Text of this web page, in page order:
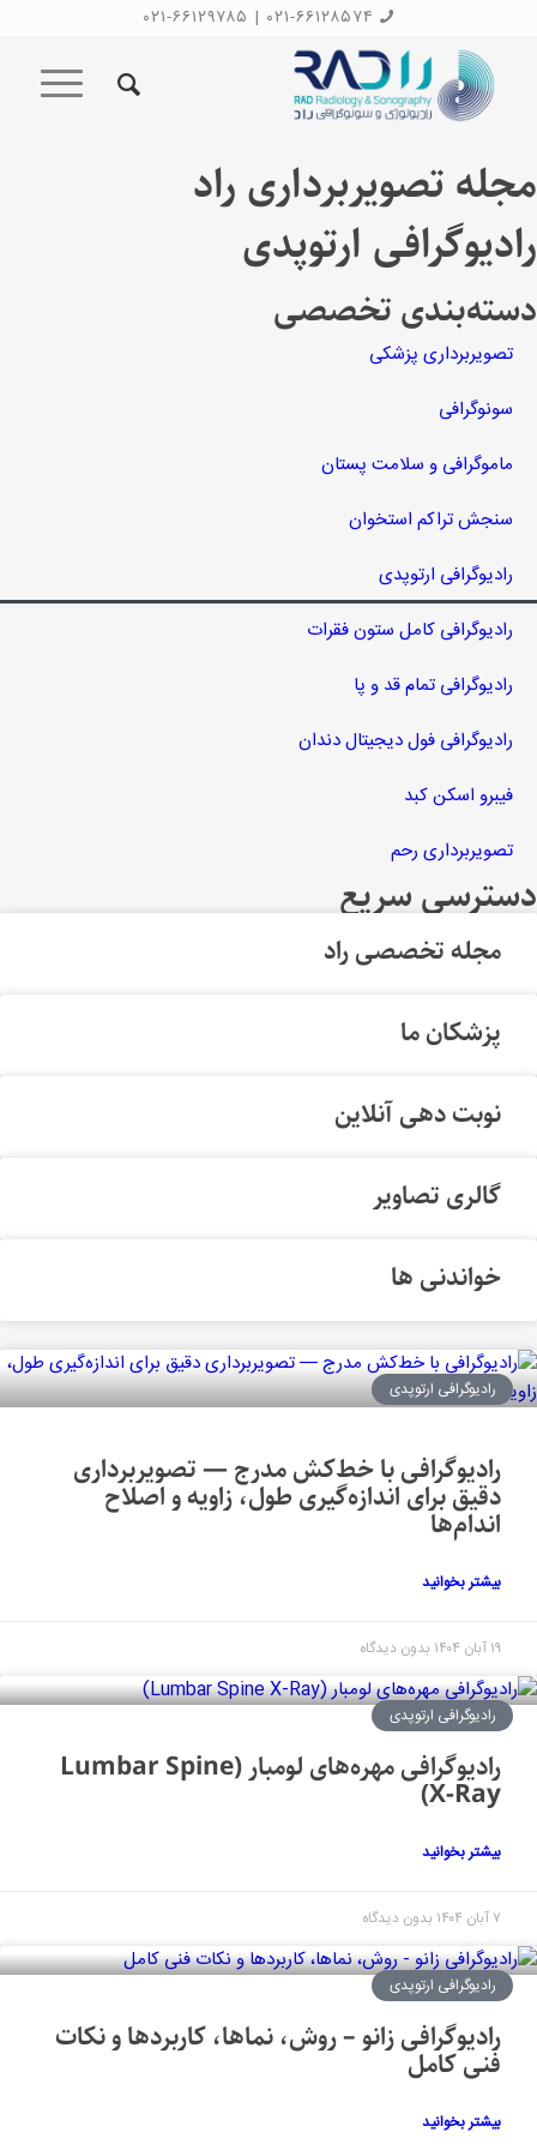
۰۲۱-۶۶۱۲۸۵۷۴ | ۰۲۱-۶۶۱۲۹۷۸۵
مجله تصویربرداری راد
رادیوگرافی ارتوپدی
دسته‌بندی تخصصی
تصویربرداری پزشکی
سونوگرافی
ماموگرافی و سلامت پستان
سنجش تراکم استخوان
رادیوگرافی ارتوپدی
رادیوگرافی کامل ستون فقرات
رادیوگرافی تمام قد و پا
رادیوگرافی فول دیجیتال دندان
فیبرو اسکن کبد
تصویربرداری رحم
دسترسی سریع
مجله تخصصی راد
پزشکان ما
نوبت دهی آنلاین
گالری تصاویر
خواندنی ها
رادیوگرافی ارتوپدی
رادیوگرافی با خط‌کش مدرج — تصویربرداری
دقیق برای اندازه‌گیری طول، زاویه و اصلاح
اندام‌ها
بیشتر بخوانید
۱۹ آبان ۱۴۰۴ بدون دیدگاه
رادیوگرافی ارتوپدی
رادیوگرافی مهره‌های لومبار (Lumbar Spine
X-Ray)
بیشتر بخوانید
۷ آبان ۱۴۰۴ بدون دیدگاه
رادیوگرافی ارتوپدی
رادیوگرافی زانو – روش، نماها، کاربردها و نکات
فنی کامل
بیشتر بخوانید